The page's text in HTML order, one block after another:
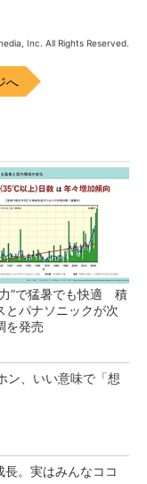
Inc. All Rights Reserved.
へ
”で猛暑でも快適 積
とパナソニックが次
を発売
ン、いい意味で「想
。実はみんなココ